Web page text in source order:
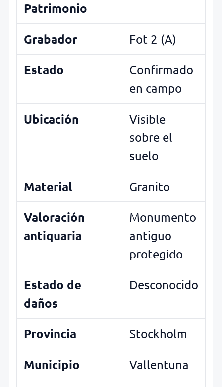
Patrimonio
Grabador Fot 2 (A)
Estado
Confirmado
en campo
Ubicación
Visible
sobre el
suelo
Material Granito
Valoración
antiquaria
Monumento
antiguo
protegido
Estado de
daños
Desconocido
Provincia Stockholm
Municipio Vallentuna